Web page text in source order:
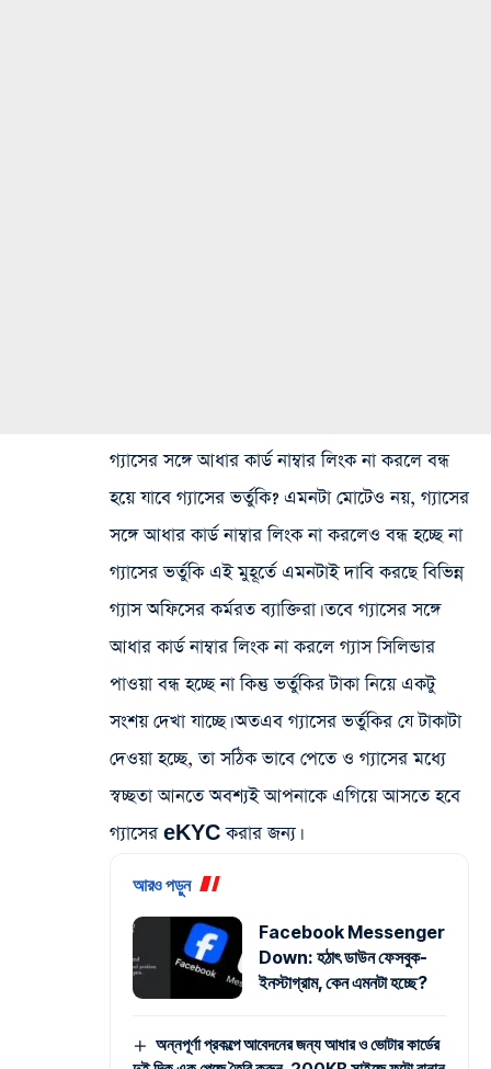
গ্যাসের সঙ্গে আধার কার্ড নাম্বার লিংক না করলে বন্ধ
হয়ে যাবে গ্যাসের ভর্তুকি? এমনটা মোটেও নয়, গ্যাসের
সঙ্গে আধার কার্ড নাম্বার লিংক না করলেও বন্ধ হচ্ছে না
গ্যাসের ভর্তুকি এই মুহূর্তে এমনটাই দাবি করছে বিভিন্ন
গ্যাস অফিসের কর্মরত ব্যাক্তিরা। তবে গ্যাসের সঙ্গে
আধার কার্ড নাম্বার লিংক না করলে গ্যাস সিলিন্ডার
পাওয়া বন্ধ হচ্ছে না কিন্তু ভর্তুকির টাকা নিয়ে একটু
সংশয় দেখা যাচ্ছে। অতএব গ্যাসের ভর্তুকির যে টাকাটা
দেওয়া হচ্ছে, তা সঠিক ভাবে পেতে ও গ্যাসের মধ্যে
স্বচ্ছতা আনতে অবশ্যই আপনাকে এগিয়ে আসতে হবে
গ্যাসের eKYC করার জন্য।
আরও পড়ুন
Facebook Messenger
Down: হঠাৎ ডাউন ফেসবুক-
ইনস্টাগ্রাম, কেন এমনটা হচ্ছে?
অন্নপূর্ণা প্রকল্পে আবেদনের জন্য আধার ও ভোটার কার্ডের